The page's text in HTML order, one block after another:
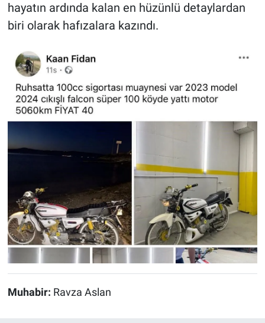
hayatın ardında kalan en hüzünlü detaylardan
biri olarak hafızalara kazındı.
Muhabir: Ravza Aslan